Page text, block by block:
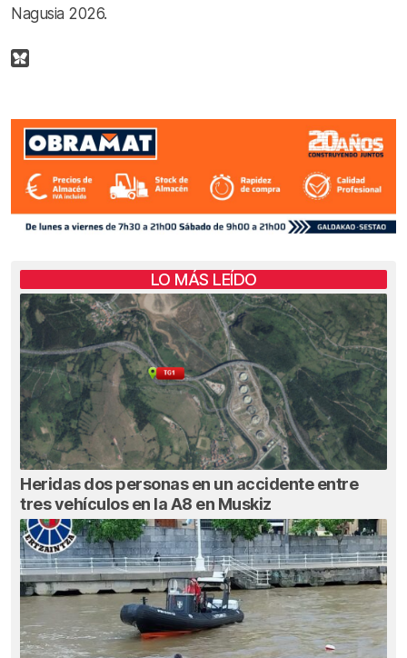
Nagusia 2026.
LO MÁS LEÍDO
Heridas dos personas en un accidente entre
tres vehículos en la A8 en Muskiz